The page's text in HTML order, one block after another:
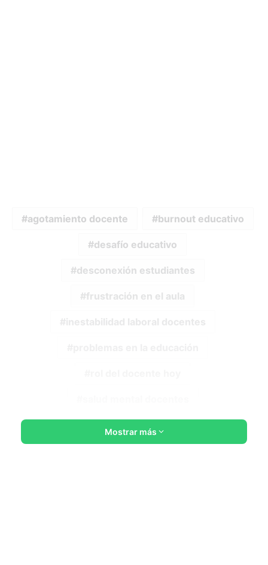
agotamiento docente burnout educativo
desafío educativo
desconexión estudiantes
frustración en el aula
Mostrar más